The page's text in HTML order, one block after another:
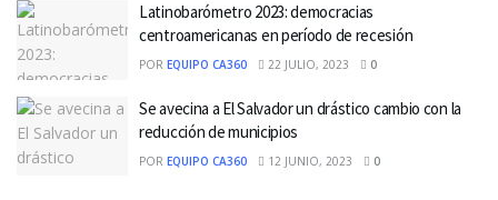
Latinobarómetro 2023: democracias
centroamericanas en período de recesión
POR EQUIPO CA360 22 JULIO, 2023 0
Se avecina a El Salvador un drástico cambio con la
reducción de municipios
POR EQUIPO CA360 12 JUNIO, 2023 0